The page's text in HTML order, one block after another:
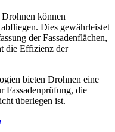
können
Dies gewährleistet
der Fassadenflächen,
die Effizienz der
bieten Drohnen eine
Fassadenprüfung, die
überlegen ist.